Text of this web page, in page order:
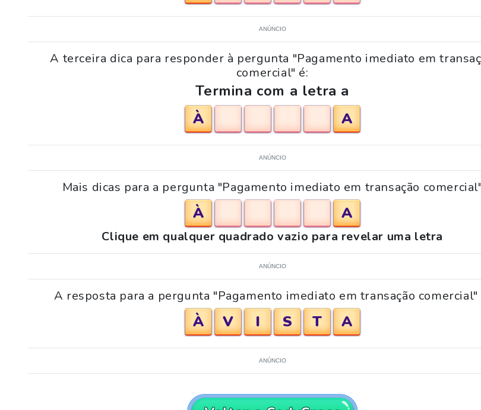
ANÚNCIO
A terceira dica para responder à pergunta "Pagamento imediato em
comercial" é:
Termina com a letra a
À
A
ANÚNCIO
Mais dicas para a pergunta "Pagamento imediato em transação comercial"
À A
Clique em qualquer quadrado vazio para revelar uma letra
ANÚNCIO
A resposta para a pergunta "Pagamento imediato em transação comercial"
À V I S T A
ANÚNCIO